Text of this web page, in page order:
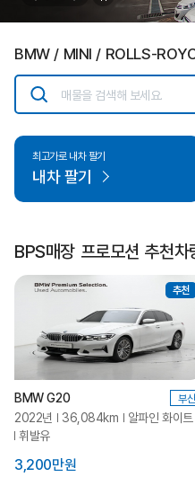
BMW / MINI / ROLLS-
매물을 검색해 보세요.
최고가로 내차 팔기
내차 팔기
BPS매장 프로모션 추천차
추천
BMW G20 부산
2022년 36,084km
알파인 화이트
휘발유
3,200만원